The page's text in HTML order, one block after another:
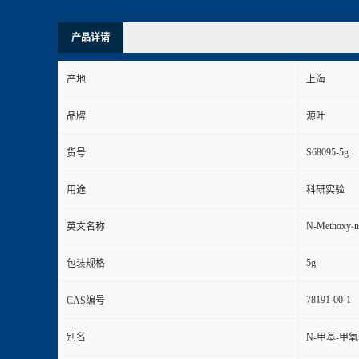
产品详请
产地 上海
品牌 源叶
货号 S68095-5g
用途 科研实验
英文名称 N-Methoxy-
包装规格 5g
CAS编号 78191-00-1
别名 N-甲基-甲